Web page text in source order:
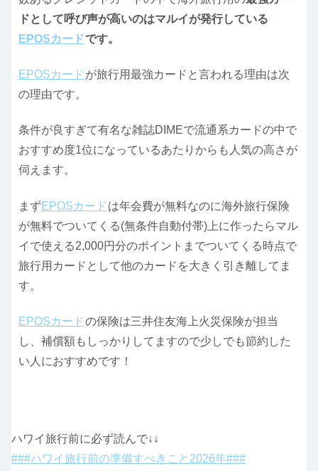
ドとして呼び声が高いのはマルイが発行している
EPOSカードです。
EPOSカード が旅行用最強カードと言われる理由は次
の理由です。
条件が良すぎて有名な雑誌DIMEで流通系カードの中で
おすすめ度1位になっているあたりからも人気の高さが
伺えます。
まずEPOSカード は年会費が無料なのに海外旅行保険
が無料でついてくる(無条件自動付帯)上に作ったらマル
イで使える2,000円分のポイントまでついてくる時点で
旅行用カードとして他のカードを大きく引き離してま
す。
EPOSカードの保険は三井住友海上火災保険が担当
し、補償額もしっかりしてますので少しでも節約した
い人におすすめです！
ハワイ旅行前に必ず読んで↓↓
###ハワイ旅行前の準備すべきこと2026年###